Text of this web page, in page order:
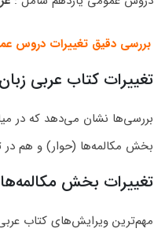
بررسی دقیق تغییرات دروس عمومی
تغییرات کتاب عربی
بررسی‌ها نشان می‌دهد که در
بخش مکالمه‌ها (حوار) و هم در
تغییرات بخش
مهم‌ترین ویرایش‌های کتاب